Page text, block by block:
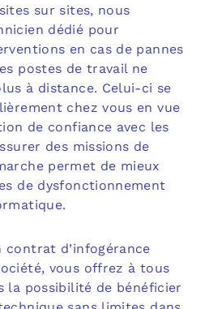
sur sites, nous
dédié pour
en cas de pannes
postes de travail ne
à distance. Celui-ci se
chez vous en vue
de confiance avec les
des missions de
permet de mieux
de dysfonctionnement
contrat d’infogérance
vous offrez à tous
la possibilité de bénéficier